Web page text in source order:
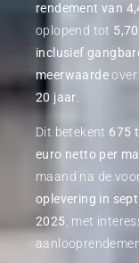
rendement van
oplopend tot
inclusief
meerwaardeover
20 jaar
Dit betekent 675
euro netto per
maand na de
oplevering in
2025, met